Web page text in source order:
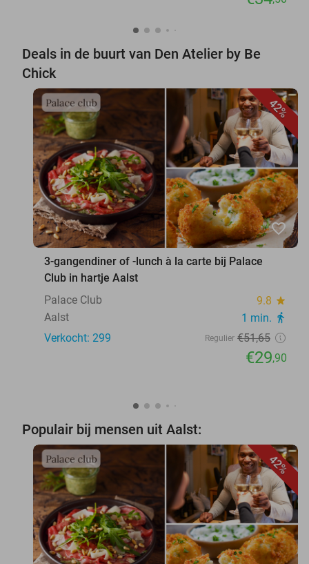
Deals in de buurt van Den Atelier by Be
Chick
42%
favorite_border
3-gangendiner of -lunch à la carte bij Palace
Club in hartje Aalst
Palace Club
9.8 star
Aalst 1 min. directions_walk
Verkocht: 299 Regulier €51,65
€29,90
Populair bij mensen uit Aalst:
42%